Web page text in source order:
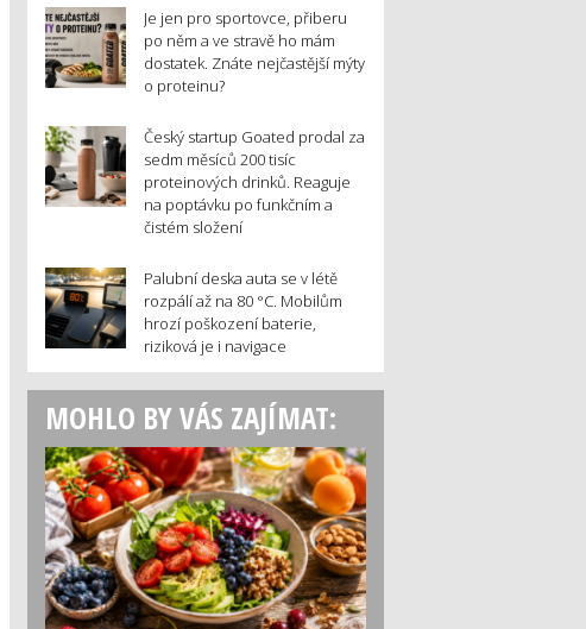
Je jen pro sportovce, přiberu
po něm a ve stravě ho mám
dostatek. Znáte nejčastější mýty
o proteinu?
Český startup Goated prodal za
sedm měsíců 200 tisíc
proteinových drinků. Reaguje
na poptávku po funkčním a
čistém složení
Palubní deska auta se v létě
rozpálí až na 80 °C. Mobilům
hrozí poškození baterie,
riziková je i navigace
MOHLO BY VÁS ZAJÍMAT: